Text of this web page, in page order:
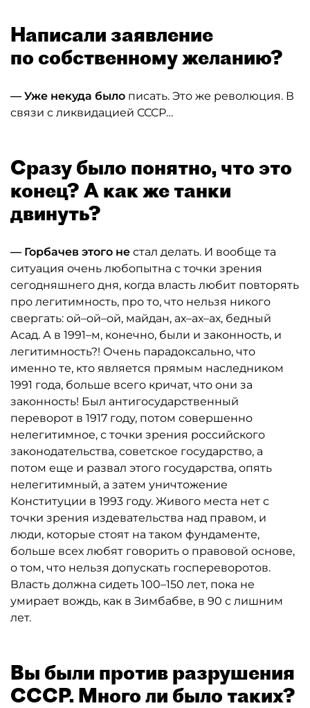
Написали заявление
по собственному желанию?
— Уже некуда было писать. Это же революция. В
связи с ликвидацией СССР…
Сразу было понятно, что это
конец? А как же танки
двинуть?
— Горбачев этого не стал делать. И вообще та
ситуация очень любопытна с точки зрения
сегодняшнего дня, когда власть любит повторять
про легитимность, про то, что нельзя никого
свергать: ой–ой–ой, майдан, ах–ах–ах, бедный
Асад. А в 1991–м, конечно, были и законность, и
легитимность?! Очень парадоксально, что
именно те, кто является прямым наследником
1991 года, больше всего кричат, что они за
законность! Был антигосударственный
переворот в 1917 году, потом совершенно
нелегитимное, с точки зрения российского
законодательства, советское государство, а
потом еще и развал этого государства, опять
нелегитимный, а затем уничтожение
Конституции в 1993 году. Живого места нет с
точки зрения издевательства над правом, и
люди, которые стоят на таком фундаменте,
больше всех любят говорить о правовой основе,
о том, что нельзя допускать госпереворотов.
Власть должна сидеть 100–150 лет, пока не
умирает вождь, как в Зимбабве, в 90 с лишним
лет.
Вы были против разрушения
СССР. Много ли было таких?